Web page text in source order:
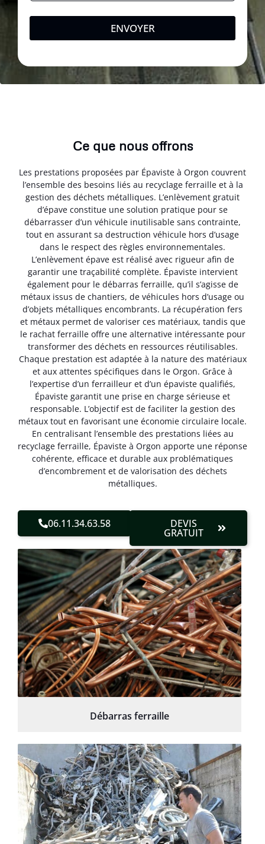
ENVOYER
Ce que nous offrons
Les prestations proposées par Épaviste à Orgon couvrent
l’ensemble des besoins liés au recyclage ferraille et à la
gestion des déchets métalliques. L’enlèvement gratuit
d’épave constitue une solution pratique pour se
débarrasser d’un véhicule inutilisable sans contrainte,
tout en assurant sa destruction véhicule hors d’usage
dans le respect des règles environnementales.
L’enlèvement épave est réalisé avec rigueur afin de
garantir une traçabilité complète. Épaviste intervient
également pour le débarras ferraille, qu’il s’agisse de
métaux issus de chantiers, de véhicules hors d’usage ou
d’objets métalliques encombrants. La récupération fers
et métaux permet de valoriser ces matériaux, tandis que
le rachat ferraille offre une alternative intéressante pour
transformer des déchets en ressources réutilisables.
Chaque prestation est adaptée à la nature des matériaux
et aux attentes spécifiques dans le Orgon. Grâce à
l’expertise d’un ferrailleur et d’un épaviste qualifiés,
Épaviste garantit une prise en charge sérieuse et
responsable. L’objectif est de faciliter la gestion des
métaux tout en favorisant une économie circulaire locale.
En centralisant l’ensemble des prestations liées au
recyclage ferraille, Épaviste à Orgon apporte une réponse
cohérente, efficace et durable aux problématiques
d’encombrement et de valorisation des déchets
métalliques.
06.11.34.63.58 DEVIS
GRATUIT
Débarras ferraille